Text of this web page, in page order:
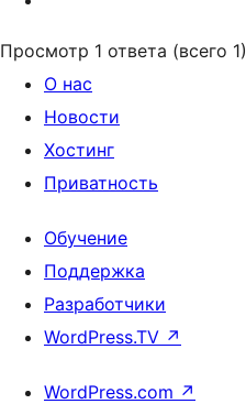
Просмотр 1 ответа (всего 1)
О нас
Новости
Хостинг
Приватность
Обучение
Поддержка
Разработчики
WordPress.TV ↗
WordPress.com ↗